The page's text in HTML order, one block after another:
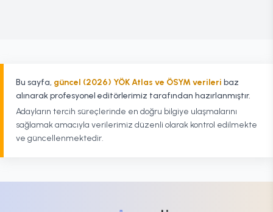
Bu sayfa, güncel (2026) YÖK Atlas ve ÖSYM verileri baz
alınarak profesyonel editörlerimiz tarafından hazırlanmıştır.
Adayların tercih süreçlerinde en doğru bilgiye ulaşmalarını
sağlamak amacıyla verilerimiz düzenli olarak kontrol edilmekte
ve güncellenmektedir.